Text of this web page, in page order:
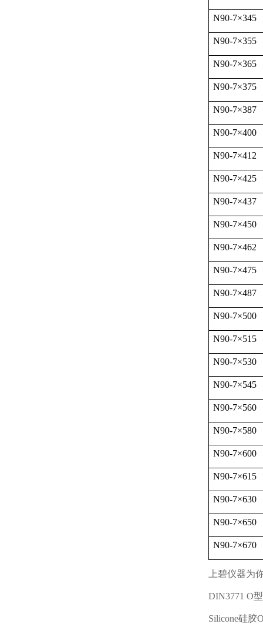
N90-7×345
N90-7×355
N90-7×365
N90-7×375
N90-7×387
N90-7×400
N90-7×412
N90-7×425
N90-7×437
N90-7×450
N90-7×462
N90-7×475
N90-7×487
N90-7×500
N90-7×515
N90-7×530
N90-7×545
N90-7×560
N90-7×580
N90-7×600
N90-7×615
N90-7×630
N90-7×650
N90-7×670
上碧仪器为
DIN3771 O
Silicone硅胶